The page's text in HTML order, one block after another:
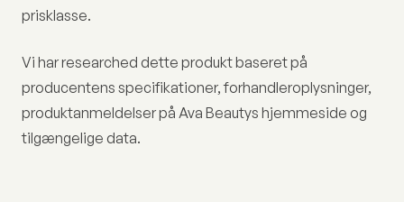
prisklasse.
Vi har researched dette produkt baseret på
producentens specifikationer, forhandleroplysninger,
produktanmeldelser på Ava Beautys hjemmeside og
tilgængelige data.